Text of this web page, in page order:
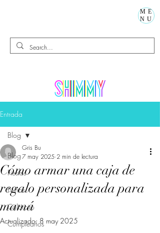
ME
NU
Entrada
Blog
Fiestas
Niños
Calorcito
Cumpleaños
Blog
Cómo armar una caja de
regalo personalizada para
mamá
Gris Bu
7 may 2025 2 min de lectura
Actualizado: 8 may 2025